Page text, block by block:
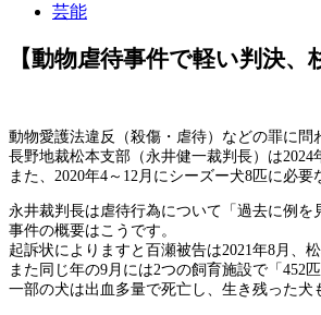
芸能
【動物虐待事件で軽い判決
動物愛護法違反（殺傷・虐待）などの罪に問
長野地裁松本支部（永井健一裁判長）は
また、2020年4～12月にシーズー犬8匹に必
永井裁判長は虐待行為について「過去に例を
事件の概要はこうです。
起訴状によりますと百瀬被告は2021年8月、
また同じ年の9月には2つの飼育施設で「452
一部の犬は出血多量で死亡し、生き残った犬